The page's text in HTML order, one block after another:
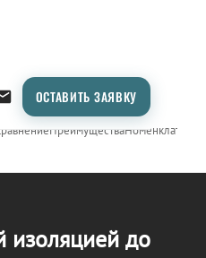
ОСТАВИТЬ ЗАЯВКУ
ПреимуществаНоменклатура
изоляцией до